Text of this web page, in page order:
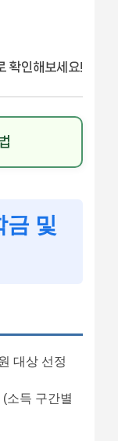
확인해보세요!
금 및
대상 선정
(소득 구간별